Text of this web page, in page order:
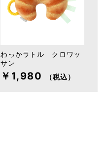
わっかラトル クロワッ
サン
￥1,980 （税込）